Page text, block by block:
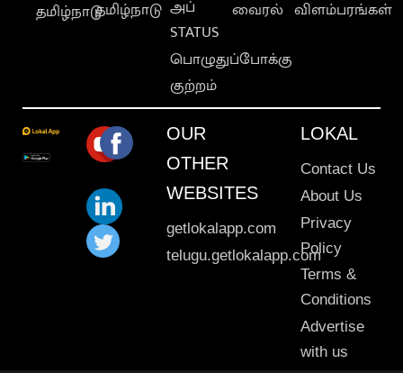
தமிழ்நாடுதமிழ்நாடு அப்
STATUS
பொழுதுப்போக்கு
குற்றம்
வைரல் விளம்பரங்கள்
OUR
OTHER
WEBSITES
getlokalapp.com
telugu.getlokalapp.com
LOKAL
Contact Us
About Us
Privacy
Policy
Terms &
Conditions
Advertise
with us